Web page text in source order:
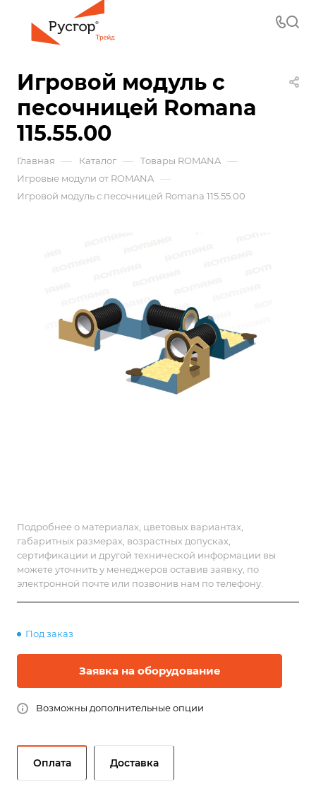
Игровой модуль с
песочницей Romana
115.55.00
Главная — Каталог — Товары ROMANA —
Игровые модули от ROMANA —
Игровой модуль с песочницей Romana 115.55.00
Подробнее о материалах, цветовых вариантах,
габаритных размерах, возрастных допусках,
сертификации и другой технической информации вы
можете уточнить у менеджеров оставив заявку, по
электронной почте или позвонив нам по телефону.
Под заказ
Заявка на оборудование
Возможны дополнительные опции
Оплата Доставка